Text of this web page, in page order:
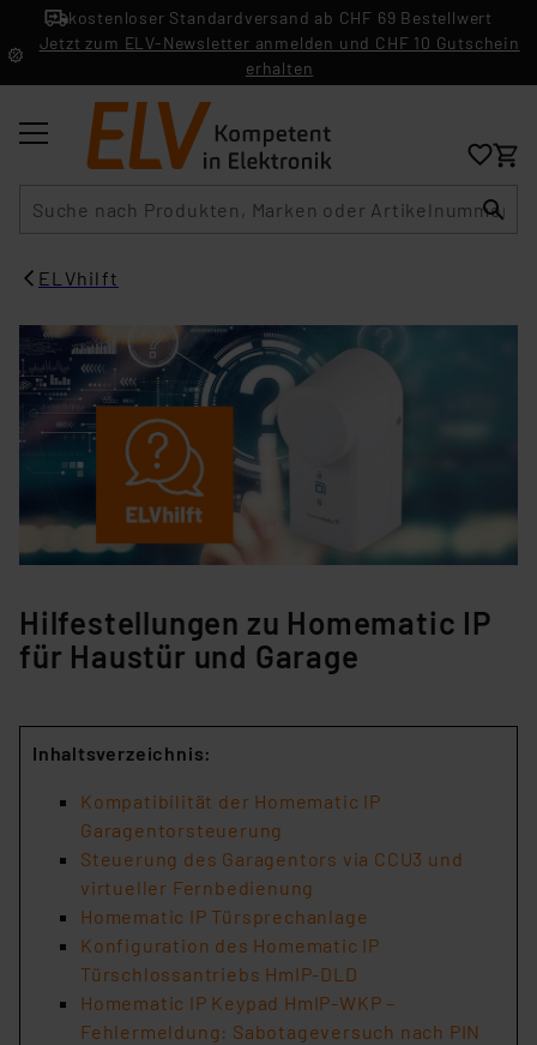
kostenloser Standardversand ab CHF 69 Bestellwert
Jetzt zum ELV-Newsletter anmelden und CHF 10 Gutschein
erhalten
ELVhilft
Hilfestellungen zu Homematic IP
für Haustür und Garage
Inhaltsverzeichnis:
Kompatibilität der Homematic IP
Garagentorsteuerung
Steuerung des Garagentors via CCU3 und
virtueller Fernbedienung
Homematic IP Türsprechanlage
Konfiguration des Homematic IP
Türschlossantriebs HmIP-DLD
Homematic IP Keypad HmIP-WKP –
Fehlermeldung: Sabotageversuch nach PIN